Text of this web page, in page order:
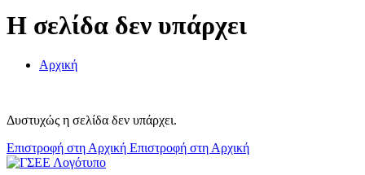
Η σελίδα δεν υπάρχει
Αρχική
Δυστυχώς η σελίδα δεν υπάρχει.
Επιστροφή στη Αρχική Επιστροφή στη Αρχική